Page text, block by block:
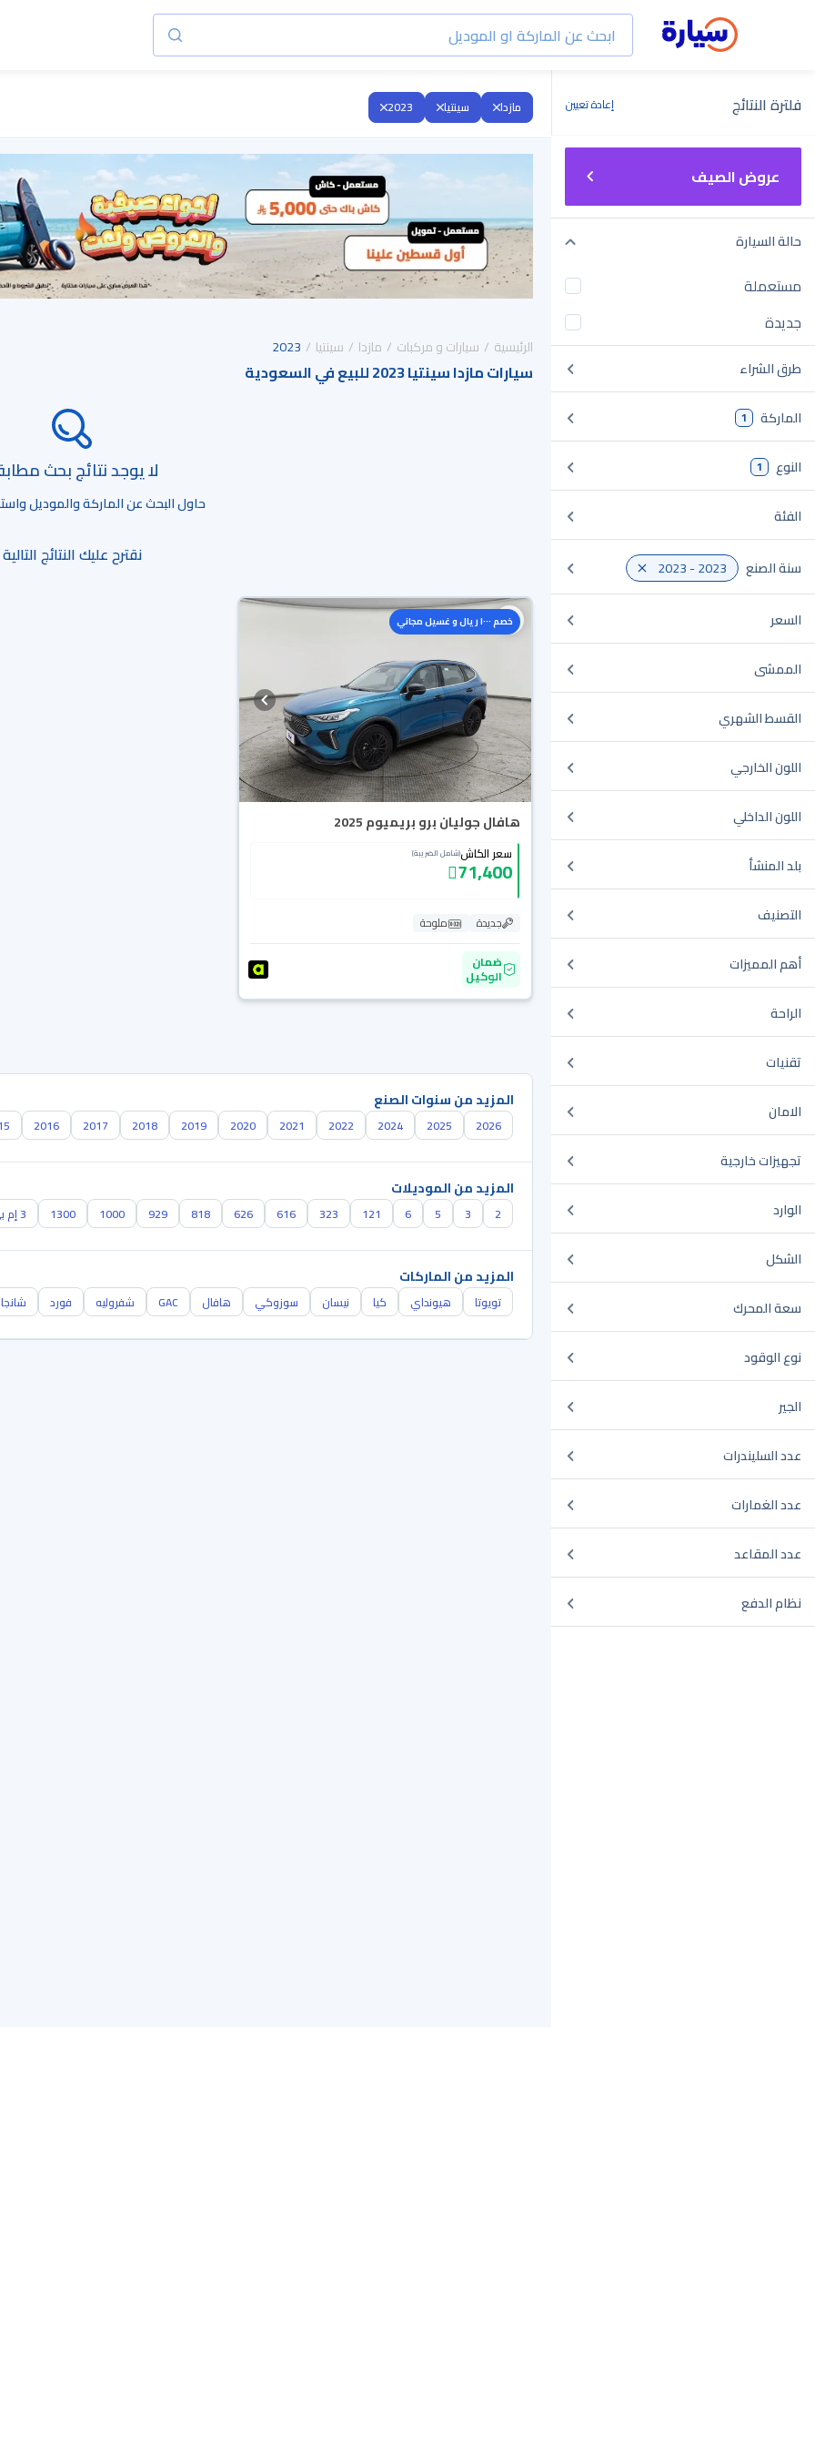
فلترة النتائج إعادة تعيين
عروض الصيف
حالة السيارة
مستعملة
جديدة
طرق الشراء
الماركة 1
النوع 1
الفئة
سنة الصنع 2023 - 2023
السعر
الممشى
القسط الشهري
اللون الخارجي
اللون الداخلي
بلد المنشأ
التصنيف
أهم المميزات
الراحة
تقنيات
الامان
تجهيزات خارجية
الوارد
الشكل
سعة المحرك
نوع الوقود
الجير
عدد السليندرات
عدد الغمارات
عدد المقاعد
نظام الدفع
مازدا سينتيا 2023
الرئيسية سيارات و مركبات مازدا سينتيا 2023
سيارات مازدا سينتيا 2023 للبيع في السعودية
لا يوجد نتائج بحث
حاول البحث عن الماركة والموديل
نقترح عليك النتائج التالية
خصم ١٠٠٠ ريال و غسيل مجاني
هافال جوليان برو بريميوم 2025
سعر الكاش(شامل الضريبة)
71,400
جديدة
ملوحة
ضمان
الوكيل
المزيد من سنوات الصنع
2026
2025
2024
2022
2021
2020
2019
2018
2017
2016
المزيد من الموديلات
2
3
5
6
121
323
616
626
818
929
1000
1300 3 إم بي اس
المزيد من الماركات
تويوتا هيونداي كيا نيسان سوزوكي هافال GAC شفروليه فورد